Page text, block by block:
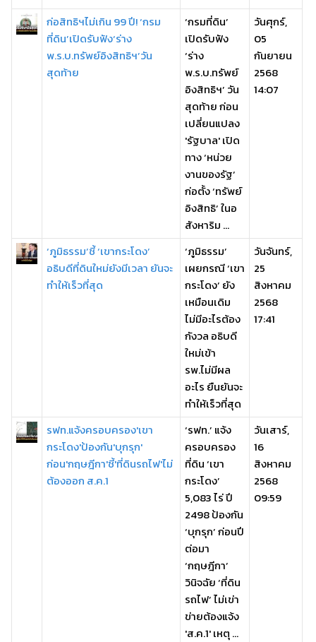
ก่อสิทธิฯไม่เกิน 99 ปี! ‘กรม
ที่ดิน’เปิดรับฟัง‘ร่าง
พ.ร.บ.ทรัพย์อิงสิทธิฯ’วัน
สุดท้าย
‘กรมที่ดิน’
เปิดรับฟัง
‘ร่าง
พ.ร.บ.ทรัพย์
อิงสิทธิฯ’ วัน
สุดท้าย ก่อน
เปลี่ยนแปลง
'รัฐบาล' เปิด
ทาง ‘หน่วย
งานของรัฐ’
ก่อตั้ง ‘ทรัพย์
อิงสิทธิ’ ในอ
สังหาริม ...
วันศุกร์,
05
กันยายน
2568
14:07
‘ภูมิธรรม’ชี้ ‘เขากระโดง’
อธิบดีที่ดินใหม่ยังมีเวลา ยันจะ
ทำให้เร็วที่สุด
‘ภูมิธรรม’
เผยกรณี ‘เขา
กระโดง’ ยัง
เหมือนเดิม
ไม่มีอะไรต้อง
กังวล อธิบดี
ใหม่เข้า
รพ.ไม่มีผล
อะไร ยืนยันจะ
ทำให้เร็วที่สุด
วันจันทร์,
25
สิงหาคม
2568
17:41
รฟท.แจ้งครอบครอง'เขา
กระโดง'ป้องกัน'บุกรุก'
ก่อน'กฤษฎีกา'ชี้'ที่ดินรถไฟ'ไม่
ต้องออก ส.ค.1
‘รฟท.’ แจ้ง
ครอบครอง
ที่ดิน ‘เขา
กระโดง’
5,083 ไร่ ปี
2498 ป้องกัน
‘บุกรุก’ ก่อนปี
ต่อมา
‘กฤษฎีกา’
วินิจฉัย ‘ที่ดิน
รถไฟ’ ไม่เข่า
ข่ายต้องแจ้ง
'ส.ค.1' เหตุ ...
วันเสาร์,
16
สิงหาคม
2568
09:59